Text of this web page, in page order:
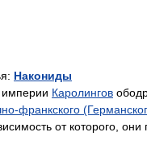
Накониды
Каролингов
франкского
от которого,